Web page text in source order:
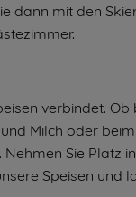
dann mit den
verbindet.
Milch oder
Sie Platz
Speisen und